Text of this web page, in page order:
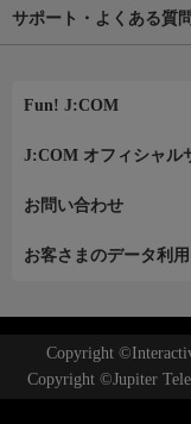
サポート・よくある質問
Fun! J:COM
J:COM オフィシャル
お問い合わせ
お客さまのデータ利
Copyright
Copyright ©Jupiter